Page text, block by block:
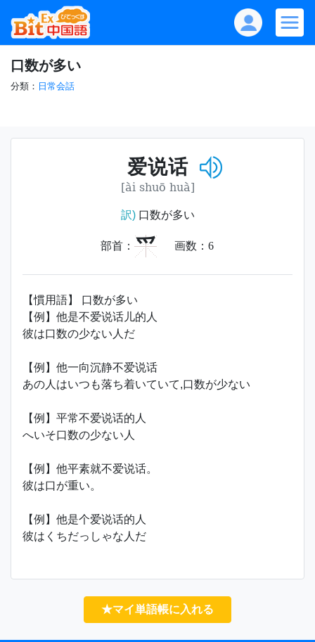
口数が多い
分類： 日常会話
爱说话
[ài shuō huà]
訳)口数が多い
部首： 爫 画数： 6
【慣用語】 口数が多い
【例】他是不爱说话儿的人
彼は口数の少ない人だ
【例】他一向沉静不爱说话
あの人はいつも落ち着いていて,口数が少ない
【例】平常不爱说话的人
へいそ口数の少ない人
【例】他平素就不爱说话。
彼は口が重い。
【例】他是个爱说话的人
彼はくちだっしゃな人だ
★マイ単語帳に入れる